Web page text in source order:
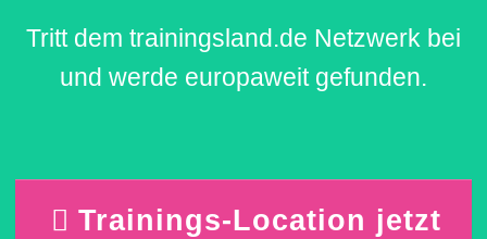
Tritt dem trainingsland.de Netzwerk bei
und werde europaweit gefunden.
Trainings-Location jetzt